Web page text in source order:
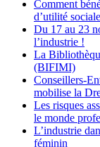
Comment
d’utilité
Du 17 au 23
l’industrie !
La
(BIFIMI)
Conseillers-
mobilise la
Les risques
le monde
L’industrie
féminin